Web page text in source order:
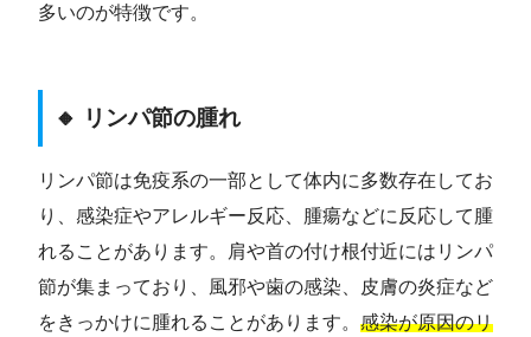
多いのが特徴です。
🔸 リンパ節の腫れ
リンパ節は免疫系の一部として体内に多数存在してお
り、感染症やアレルギー反応、腫瘍などに反応して腫
れることがあります。肩や首の付け根付近にはリンパ
節が集まっており、風邪や歯の感染、皮膚の炎症など
をきっかけに腫れることがあります。 感染が原因のリ